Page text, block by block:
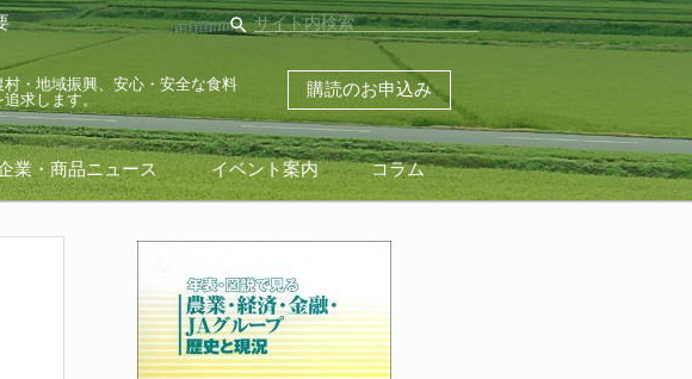
search
・地域振興、安心・安全な食料
求します。
購読のお申込み
業・商品ニュース イベント案内 コラム